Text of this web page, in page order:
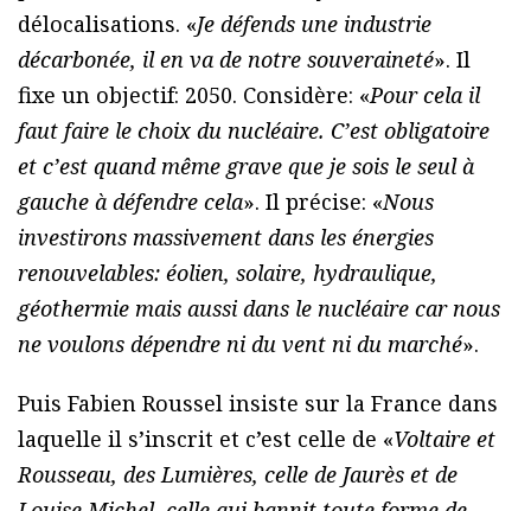
délocalisations. «Je défends une industrie
décarbonée, il en va de notre souveraineté». Il
fixe un objectif: 2050. Considère: «Pour cela il
faut faire le choix du nucléaire. C’est obligatoire
et c’est quand même grave que je sois le seul à
gauche à défendre cela». Il précise: «Nous
investirons massivement dans les énergies
renouvelables: éolien, solaire, hydraulique,
géothermie mais aussi dans le nucléaire car nous
ne voulons dépendre ni du vent ni du marché».
Puis Fabien Roussel insiste sur la France dans
laquelle il s’inscrit et c’est celle de «Voltaire et
Rousseau, des Lumières, celle de Jaurès et de